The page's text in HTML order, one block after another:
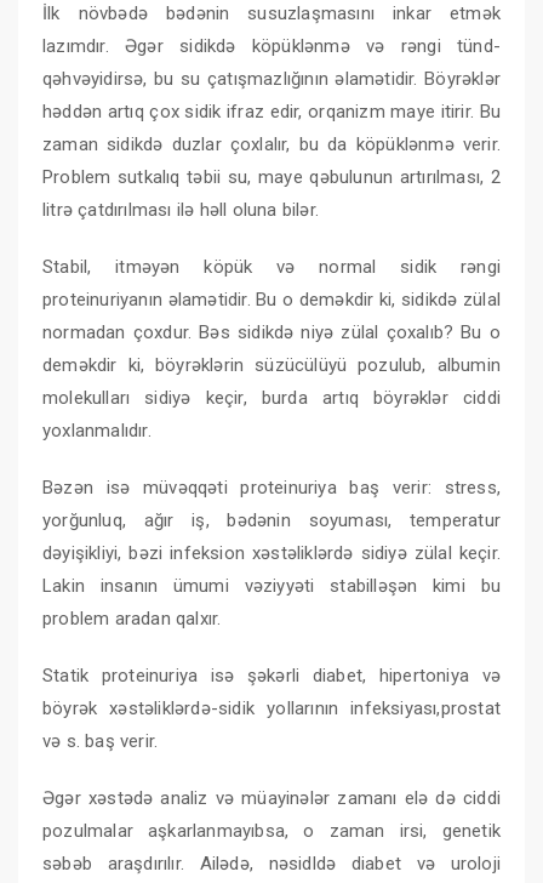
İlk növbədə bədənin susuzlaşmasını inkar etmək
lazımdır. Əgər sidikdə köpüklənmə və rəngi tünd-
qəhvəyidirsə, bu su çatışmazlığının əlamətidir. Böyrəklər
həddən artıq çox sidik ifraz edir, orqanizm maye itirir. Bu
zaman sidikdə duzlar çoxlalır, bu da köpüklənmə verir.
Problem sutkalıq təbii su, maye qəbulunun artırılması, 2
litrə çatdırılması ilə həll oluna bilər.
Stabil, itməyən köpük və normal sidik rəngi
proteinuriyanın əlamətidir. Bu o deməkdir ki, sidikdə zülal
normadan çoxdur. Bəs sidikdə niyə zülal çoxalıb? Bu o
deməkdir ki, böyrəklərin süzücülüyü pozulub, albumin
molekulları sidiyə keçir, burda artıq böyrəklər ciddi
yoxlanmalıdır.
Bəzən isə müvəqqəti proteinuriya baş verir: stress,
yorğunluq, ağır iş, bədənin soyuması, temperatur
dəyişikliyi, bəzi infeksion xəstəliklərdə sidiyə zülal keçir.
Lakin insanın ümumi vəziyyəti stabilləşən kimi bu
problem aradan qalxır.
Statik proteinuriya isə şəkərli diabet, hipertoniya və
böyrək xəstəliklərdə-sidik yollarının infeksiyası,prostat
və s. baş verir.
Əgər xəstədə analiz və müayinələr zamanı elə də ciddi
pozulmalar aşkarlanmayıbsa, o zaman irsi, genetik
səbəb araşdırılır. Ailədə, nəsidldə diabet və uroloji